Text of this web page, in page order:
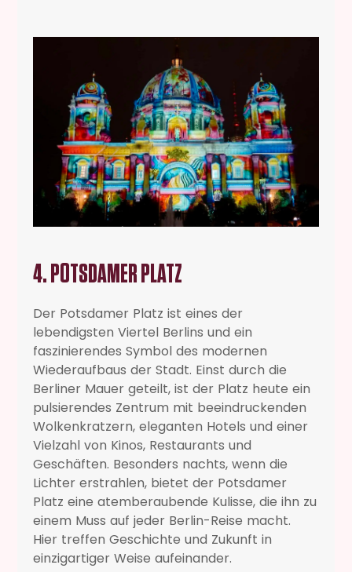
4. POTSDAMER PLATZ
Der Potsdamer Platz ist eines der
lebendigsten Viertel Berlins und ein
faszinierendes Symbol des modernen
Wiederaufbaus der Stadt. Einst durch die
Berliner Mauer geteilt, ist der Platz heute ein
pulsierendes Zentrum mit beeindruckenden
Wolkenkratzern, eleganten Hotels und einer
Vielzahl von Kinos, Restaurants und
Geschäften. Besonders nachts, wenn die
Lichter erstrahlen, bietet der Potsdamer
Platz eine atemberaubende Kulisse, die ihn zu
einem Muss auf jeder Berlin-Reise macht.
Hier treffen Geschichte und Zukunft in
einzigartiger Weise aufeinander.